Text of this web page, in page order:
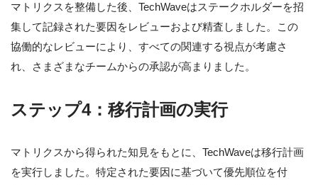
マトリクスを整備した後、TechWaveはステークホルダーを招
集して記録された要因をレビューおよび精査しました。この
協働的なレビューにより、すべての関連する視点が考慮さ
れ、さまざまなチームからの承認が高まりました。
ステップ4：移行計画の実行
マトリクスから得られた知見をもとに、TechWaveは移行計画
を実行しました。特定された要因に基づいて優先順位を付